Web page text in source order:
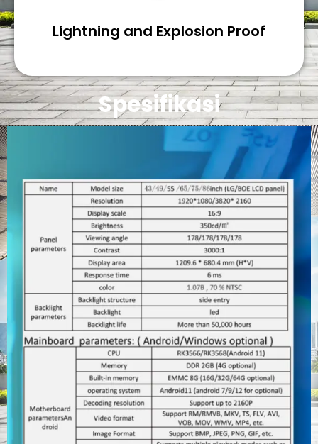
Lightning and Explosion Proof
Spesifikasi